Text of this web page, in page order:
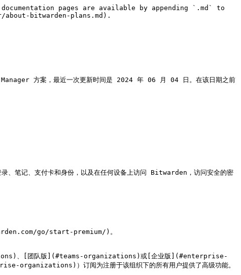
pages are available by appending `.md` to
bitwarden-plans.md).
方案，最近一次更新时间是 2024 年 06 月 04 日。在该日期之前
笔记、支付卡和身份，以及在任何设备上访问 Bitwarden，访问安全的密
go/start-premium/)。
、[团队版](#teams-organizations)或[企业版](#enterprise-
）订阅为注册于该组织下的所有用户提供了高级功能。